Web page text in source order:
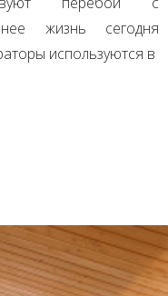
жизнь сегодня
используются в